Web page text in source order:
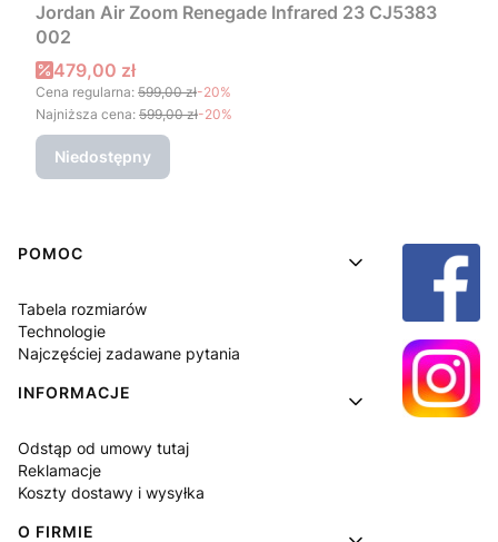
Jordan Air Zoom Renegade Infrared 23 CJ5383
002
Cena promocyjna
479,00 zł
Cena regularna: 599,00 zł-20%
Najniższa cena: 599,00 zł-20%
Niedostępny
Linki w stopce
POMOC
Tabela rozmiarów
Technologie
Najczęściej zadawane pytania
INFORMACJE
Odstąp od umowy tutaj
Reklamacje
Koszty dostawy i wysyłka
O FIRMIE